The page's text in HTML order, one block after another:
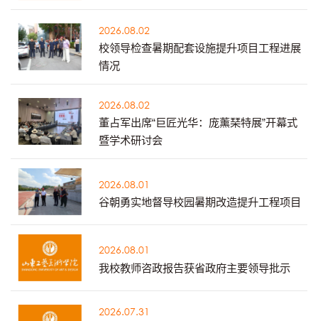
2026.08.02
校领导检查暑期配套设施提升项目工程进展
情况
2026.08.02
董占军出席“巨匠光华：庞薰琹特展”开幕式
暨学术研讨会
2026.08.01
谷朝勇实地督导校园暑期改造提升工程项目
2026.08.01
我校教师咨政报告获省政府主要领导批示
2026.07.31